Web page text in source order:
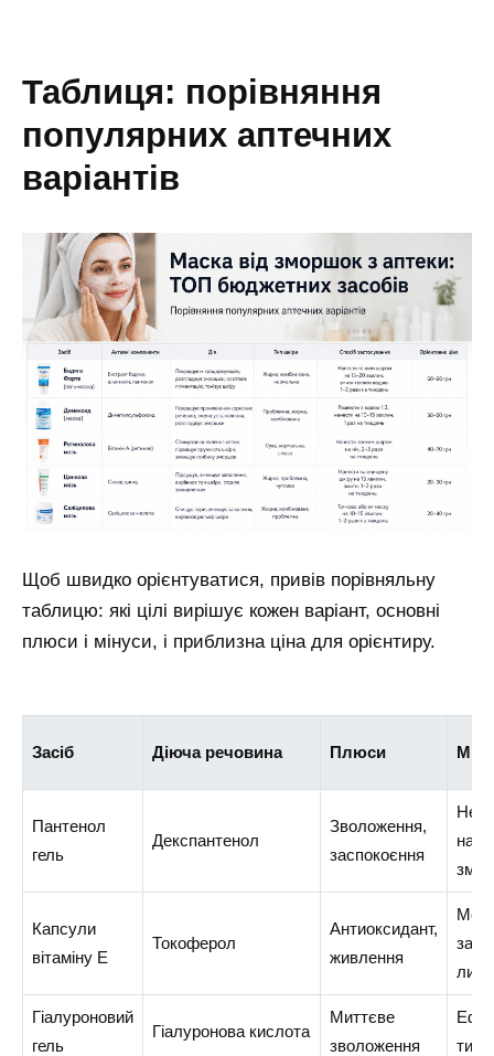
таблиця: порівняння
популярних аптечних
варіантів
Щоб швидко орієнтуватися, привів порівняльну
таблицю: які цілі вирішує кожен варіант, основні
плюси і мінуси, і приблизна ціна для орієнтиру.
Засіб Діюча речовина Плюси
Пантенол
гель
Декспантенол
Зволоження,
заспокоєння
Не
на
Капсули
вітаміну Е
Токоферол
Антиоксидант,
живлення
Гіалуроновий
гель
Гіалуронова кислота
Миттєве
зволоження